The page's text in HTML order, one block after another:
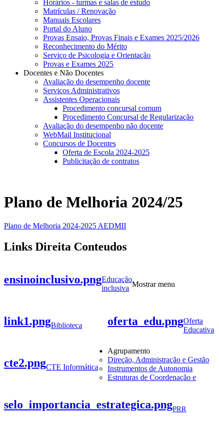
Horários - turmas e salas de estudo
Matrículas / Renovação
Manuais Escolares
Portal do Aluno
Provas Ensaio, Provas Finais e Exames 2025/2026
Reconhecimento do Mérito
Serviço de Psicologia e Orientação
Provas e Exames 2025
Docentes e Não Docentes
Avaliação do desempenho docente
Serviços Administrativos
Assistentes Operacionais
Procedimento concursal comum
Procedimento Concursal de Regularização
Avaliação do desempenho não docente
WebMail Institucional
Concursos de Docentes
Oferta de Escola 2024-2025
Publicitação de contratos
Plano de Melhoria 2024/25
Plano de Melhoria 2024-2025 AEDMII
Links Direita Conteudos
ensinoinclusivo.pngEducação
inclusiva
link1.pngBiblioteca oferta_edu.pngOferta
Educativa
cte2.pngCTE Informática
selo_importancia_estrategica.pngPRR
Mostrar menu
Agrupamento
Direção, Administração e Gestão
Instrumentos de Autonomia
Estruturas de Coordenação e